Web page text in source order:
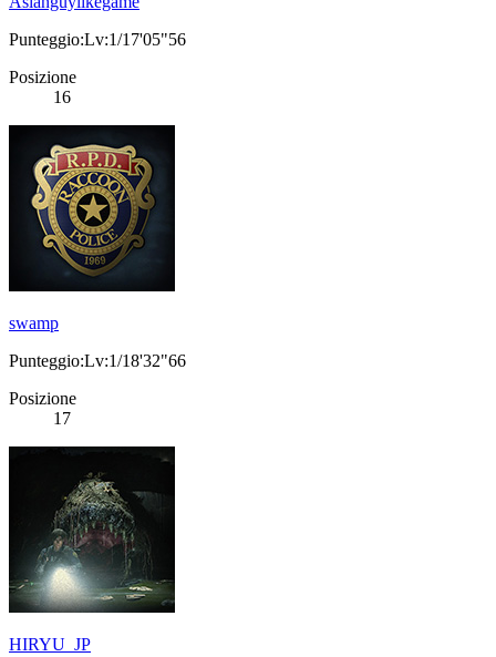
Punteggio:Lv:1/17'05"56
Posizione
16
swamp
Punteggio:Lv:1/18'32"66
Posizione
17
HIRYU_JP